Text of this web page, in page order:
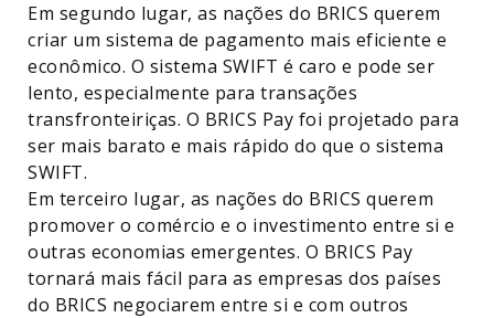
Em segundo lugar, as nações do BRICS querem
criar um sistema de pagamento mais eficiente e
econômico. O sistema SWIFT é caro e pode ser
lento, especialmente para transações
transfronteiriças. O BRICS Pay foi projetado para
ser mais barato e mais rápido do que o sistema
SWIFT.
Em terceiro lugar, as nações do BRICS querem
promover o comércio e o investimento entre si e
outras economias emergentes. O BRICS Pay
tornará mais fácil para as empresas dos países
do BRICS negociarem entre si e com outros